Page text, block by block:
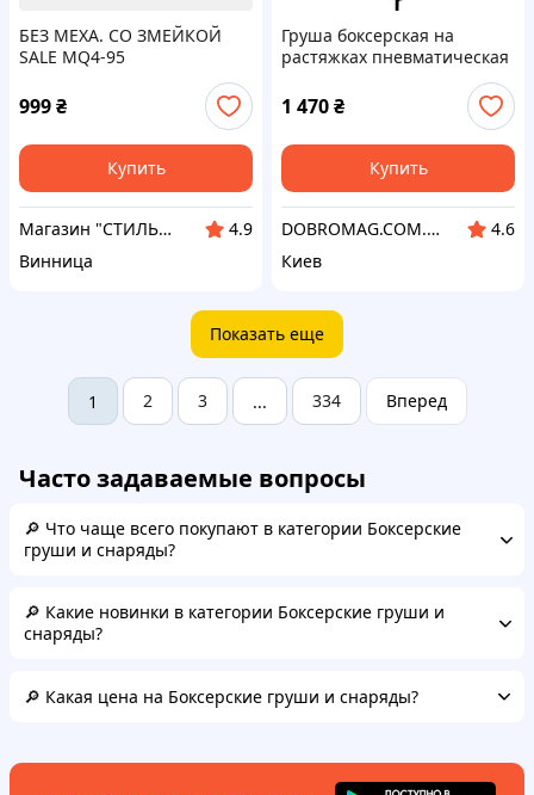
БЕЗ МЕХА. СО ЗМЕЙКОЙ
SALE MQ4-95
999₴
Купить
Магазин "СТИЛЬНИЙ МОЛОДІЖНИЙ ОДЯГ"
4.9
Винница
Груша боксерская на
растяжках пневматическая
Lev LV-1135 30 см Черный
(69957aef8f771536f10667ec)
1 470₴
Купить
DOBROMAG.COM.UA - ДОБРОМАГ
4.6
Киев
Показать еще
1 2 3 ... 334 Вперед
Часто задаваемые вопросы
🔎 Что чаще всего покупают в категории Боксерские
груши и снаряды?
🔎 Какие новинки в категории Боксерские груши и
снаряды?
🔎 Какая цена на Боксерские груши и снаряды?